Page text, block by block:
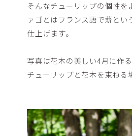
そんなチューリップの個性を
ァゴとはフランス語で薪と
仕上げます。
写真は花木の美しい4月に作
チューリップと花木を束ねる